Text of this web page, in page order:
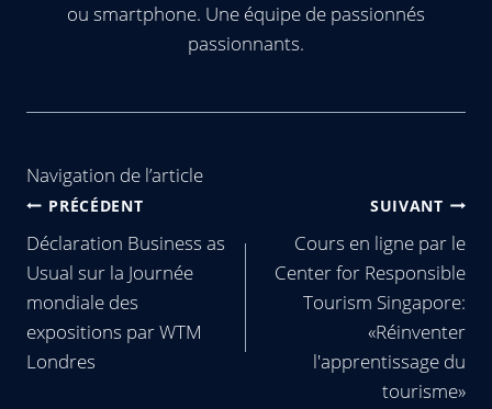
ou smartphone. Une équipe de passionnés
passionnants.
Navigation de l’article
PRÉCÉDENT
Déclaration Business as
Usual sur la Journée
mondiale des
expositions par WTM
Londres
SUIVANT
Cours en ligne par le
Center for Responsible
Tourism Singapore:
«Réinventer
l'apprentissage du
tourisme»